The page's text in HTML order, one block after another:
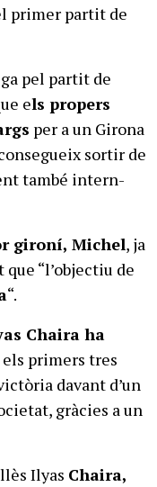
primer partit de
pel partit de
els propers
per a un Girona
sortir de
també intern-
gironí, Michel, ja
“l’objectiu de
“.
Chaira ha
els primers tres
davant d’un
gràcies a un
Ilyas Chaira,